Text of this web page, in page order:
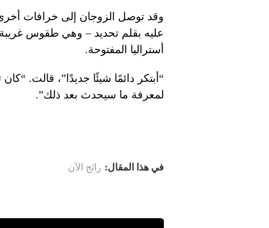
وقد توصل الزوجان إلى خرافات
عليه بقلم تحديد – وهي طقوس غريبة
أستراليا المفتوحة.
“أبتكر دائمًا شيئًا جديدًا”، قالت.
لمعرفة ما سيحدث بعد ذلك”.
في هذا المقال: رائج الآن